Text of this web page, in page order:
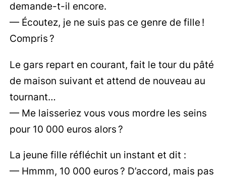
demande-t-il encore.
— Écoutez, je ne suis pas ce genre de fille !
Compris ?
Le gars repart en courant, fait le tour du pâté
de maison suivant et attend de nouveau au
tournant…
— Me laisseriez vous vous mordre les seins
pour 10 000 euros alors ?
La jeune fille réfléchit un instant et dit :
— Hmmm, 10 000 euros ? D’accord, mais pas